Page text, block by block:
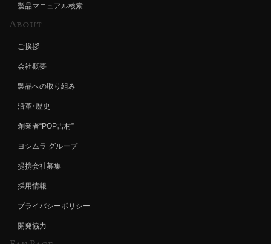
製品マニュアル検索
About
ご挨拶
会社概要
製品への取り組み
沿革・歴史
創業者“POP吉村”
ヨシムラ グループ
提携会社募集
採用情報
プライバシーポリシー
開発協力